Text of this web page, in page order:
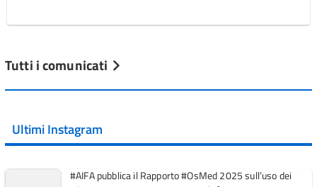
Tutti i comunicati
Ultimi Instagram
#AIFA pubblica il Rapporto #OsMed 2025 sull’uso dei